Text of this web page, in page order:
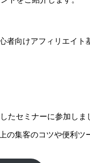
向けアフィリエイト
たセミナーに参加しま
集客のコツや便利